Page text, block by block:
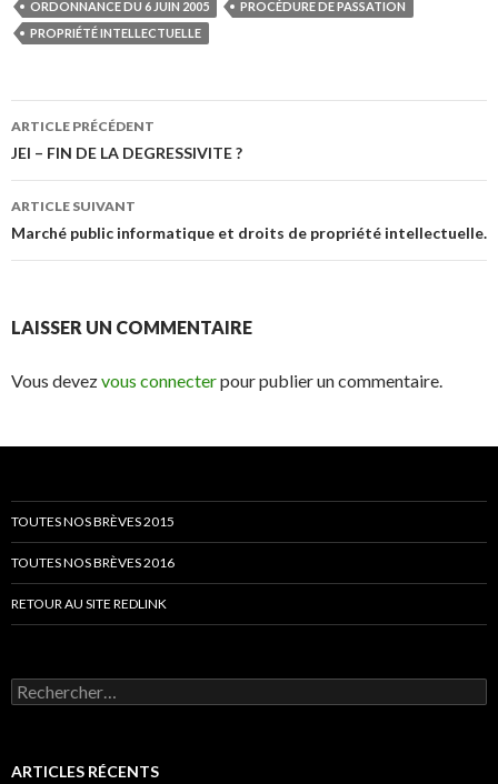
ORDONNANCE DU 6 JUIN 2005
PROCÉDURE DE PASSATION
PROPRIÉTÉ INTELLECTUELLE
Navigation
des
articles
ARTICLE PRÉCÉDENT
JEI – FIN DE LA DEGRESSIVITE ?
ARTICLE SUIVANT
Marché public informatique et droits de propriété intellectuelle.
LAISSER UN COMMENTAIRE
Vous devezvous connecterpour publier un commentaire.
TOUTES NOS BRÈVES 2015
TOUTES NOS BRÈVES 2016
RETOUR AU SITE REDLINK
Rechercher :
ARTICLES RÉCENTS